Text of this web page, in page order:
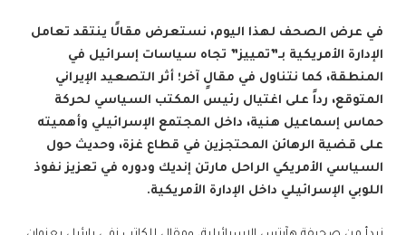
في عرض الصحف لهذا اليوم، نستعرض مقالًا ينتقد تعامل
الإدارة الأمريكية بـ”تمييز” تجاه سياسات إسرائيل في
المنطقة، كما نتناول في مقالٍ آخر؛ أثر التصعيد الإيراني
المتوقع، رداً على اغتيال رئيس المكتب السياسي لحركة
حماس إسماعيل هنية، داخل المجتمع الإسرائيلي وأهميته
على قضية الرهائن المحتجزين في قطاع غزة، وحديث حول
السياسي الأمريكي الراحل مارتن إنديك ودوره في تعزيز نفوذ
اللوبي الإسرائيلي داخل الإدارة الأمريكية.